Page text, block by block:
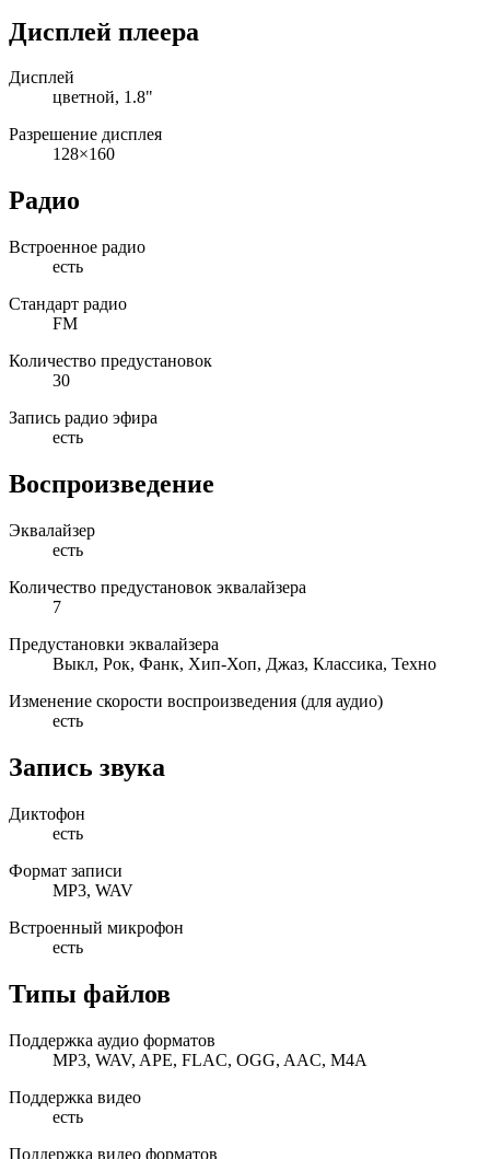
Дисплей плеера
Дисплей
цветной, 1.8"
Разрешение дисплея
128×160
Радио
Встроенное радио
есть
Стандарт радио
FM
Количество предустановок
30
Запись радио эфира
есть
Воспроизведение
Эквалайзер
есть
Количество предустановок эквалайзера
7
Предустановки эквалайзера
Выкл, Рок, Фанк, Хип-Хоп, Джаз, Классика, Техно
Изменение скорости воспроизведения (для аудио)
есть
Запись звука
Диктофон
есть
Формат записи
MP3, WAV
Встроенный микрофон
есть
Типы файлов
Поддержка аудио форматов
MP3, WAV, APE, FLAC, OGG, AAC, M4A
Поддержка видео
есть
Поддержка видео форматов